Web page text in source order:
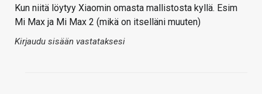
Kun niitä löytyy Xiaomin omasta mallistosta kyllä. Esim
Mi Max ja Mi Max 2 (mikä on itselläni muuten)
Kirjaudu sisään vastataksesi